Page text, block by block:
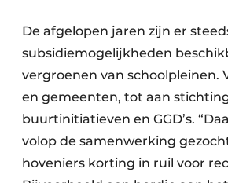
De afgelopen jaren zijn er
subsidiemogelijkheden
vergroenen van schoolpleinen.
en gemeenten, tot aan
buurtinitiatieven en GGD’s.
volop de samenwerking
hoveniers korting in ruil voor